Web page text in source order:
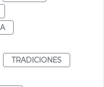
TRADICIONES